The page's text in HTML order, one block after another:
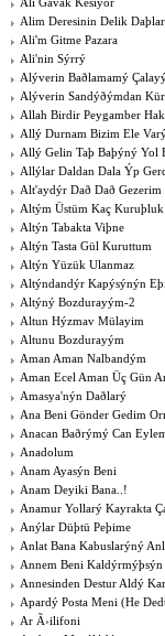
Ali Gavak Kesiyor
Alim Deresinin Delik
Ali'm Gitme Pazara
Ali'nin Sýrrý
Alýverin Baðlamamý
Alýverin Sandýðýmdan
Allah Birdir Peygamber Hak
Allý Durnam Bizim Ele
Allý Gelin Taþ Baþýný Yol
Allýlar Daldan Dala Ýp
Alt'aydýr Dað Dað Gezerim
Altým Üstüm Kaç Kuruþluk
Altýn Tabakta Viþne
Altýn Tasta Gül Kuruttum
Altýn Yüzük Ulanmaz
Altýndandýr Kapýsýnýn
Altýný Bozdurayým-2
Altun Hýzmav Mülayim
Altunu Bozdurayým
Aman Aman Nalbandým
Aman Ecel Aman Üç Gün
Amasya'nýn Daðlarý
Ana Beni Gönder Gedim
Anacan Baðrýmý Can
Anadolum
Anam Ayasýn Beni
Anam Deyiki Bana..!
Anamur Yollarý Kayrakta
Anýlar Düþtü Peþime
Anlat Bana Kabuslarýný
Annem Beni
Annesinden Destur Aldý
Apardý Posta Meni (He
Ar Ã›ilifoni